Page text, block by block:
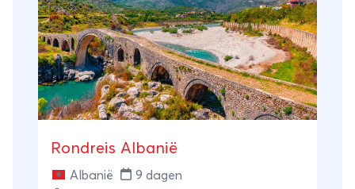
Rondreis Albanië
Albanië
9 dagen